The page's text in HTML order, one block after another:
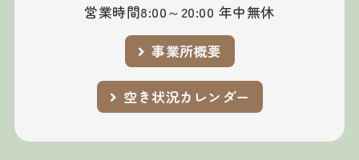
営業時間8:00～20:00 年中無休
事業所概要
空き状況カレンダー